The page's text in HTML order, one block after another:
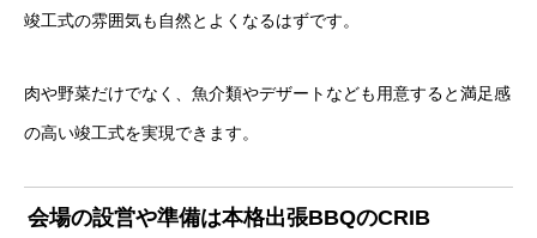
竣工式の雰囲気も自然とよくなるはずです。
肉や野菜だけでなく、魚介類やデザートなども用意すると満足感
の高い竣工式を実現できます。
会場の設営や準備は本格出張BBQのCRIB